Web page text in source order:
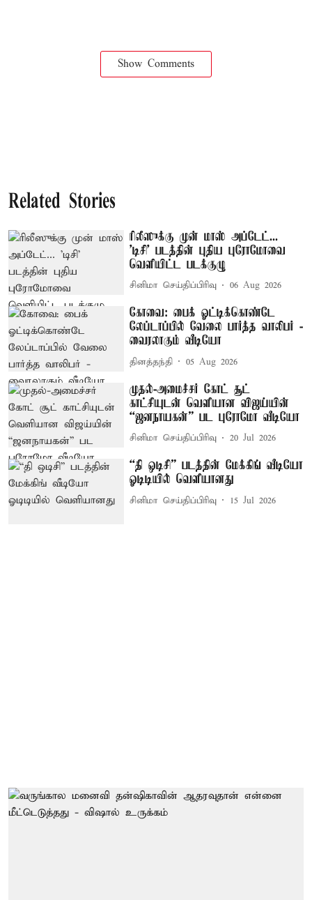
Show Comments
Related Stories
ரிலீஸுக்கு முன் மாஸ் அப்டேட்...
'டிசி' படத்தின் புதிய புரோமோவை
வெளியிட்ட படக்குழு
சினிமா செய்திப்பிரிவு 06 Aug 2026
கோவை: பைக் ஓட்டிக்கொண்டே
லேப்டாப்பில் வேலை பார்த்த வாலிபர் -
வைரலாகும் வீடியோ
தினத்தந்தி 05 Aug 2026
முதல்-அமைச்சர் கோட் சூட்
காட்சியுடன் வெளியான விஜய்யின்
“ஜனநாயகன்” பட புரோமோ வீடியோ
சினிமா செய்திப்பிரிவு 20 Jul 2026
“தி ஒடிசி” படத்தின் மேக்கிங் வீடியோ
ஓடிடியில் வெளியானது
சினிமா செய்திப்பிரிவு 15 Jul 2026